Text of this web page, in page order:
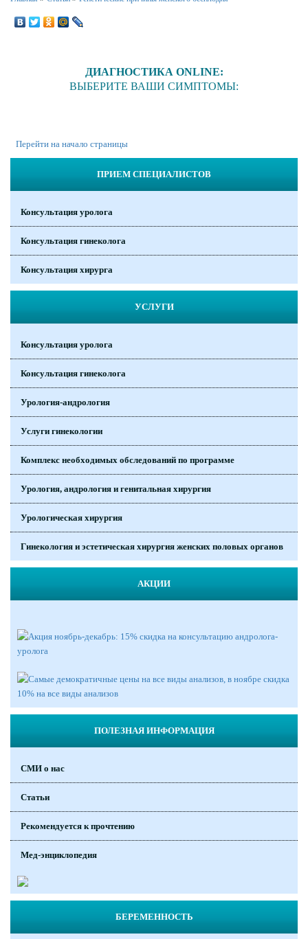
ДИАГНОСТИКА ONLINE:
ВЫБЕРИТЕ ВАШИ СИМПТОМЫ:
Перейти на начало страницы
ПРИЕМ СПЕЦИАЛИСТОВ
Консультация уролога
Консультация гинеколога
Консультация хирурга
УСЛУГИ
Консультация уролога
Консультация гинеколога
Урология-андрология
Услуги гинекологии
Комплекс необходимых обследований по программе
Урология, андрология и генитальная хирургия
Урологическая хирургия
Гинекология и эстетическая хирургия женских половых органов
АКЦИИ
ПОЛЕЗНАЯ ИНФОРМАЦИЯ
СМИ о нас
Статьи
Рекомендуется к прочтению
Мед-энциклопедия
БЕРЕМЕННОСТЬ